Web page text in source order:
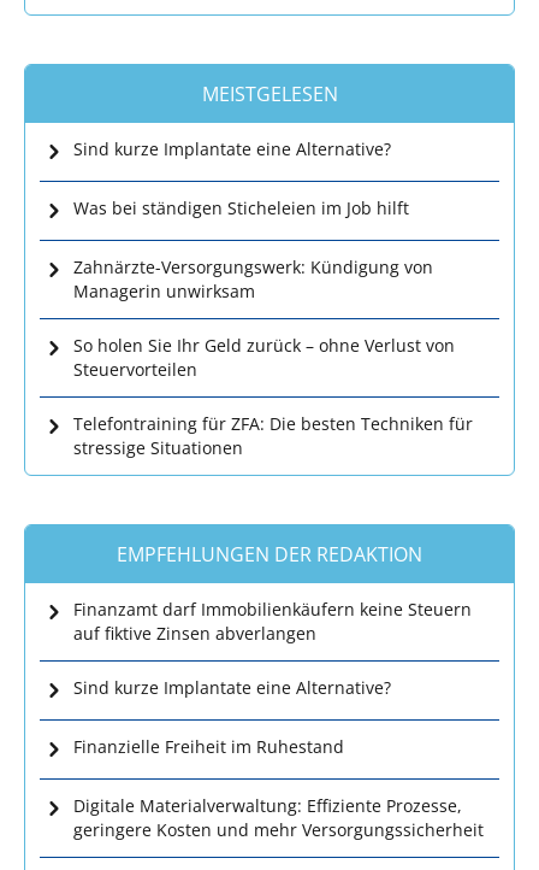
MEISTGELESEN
Sind kurze Implantate eine Alternative?
Was bei ständigen Sticheleien im Job hilft
Zahnärzte-Versorgungswerk: Kündigung von
Managerin unwirksam
So holen Sie Ihr Geld zurück – ohne Verlust von
Steuervorteilen
Telefontraining für ZFA: Die besten Techniken für
stressige Situationen
EMPFEHLUNGEN DER REDAKTION
Finanzamt darf Immobilienkäufern keine Steuern
auf fiktive Zinsen abverlangen
Sind kurze Implantate eine Alternative?
Finanzielle Freiheit im Ruhestand
Digitale Materialverwaltung: Effiziente Prozesse,
geringere Kosten und mehr Versorgungssicherheit